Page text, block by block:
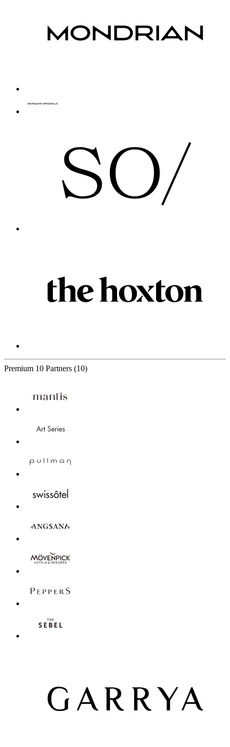
Premium 10 Partners (10)